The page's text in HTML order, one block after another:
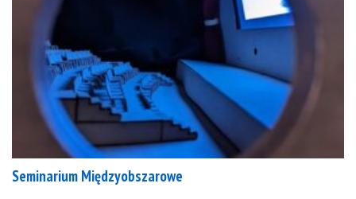
Seminarium Międzyobszarowe